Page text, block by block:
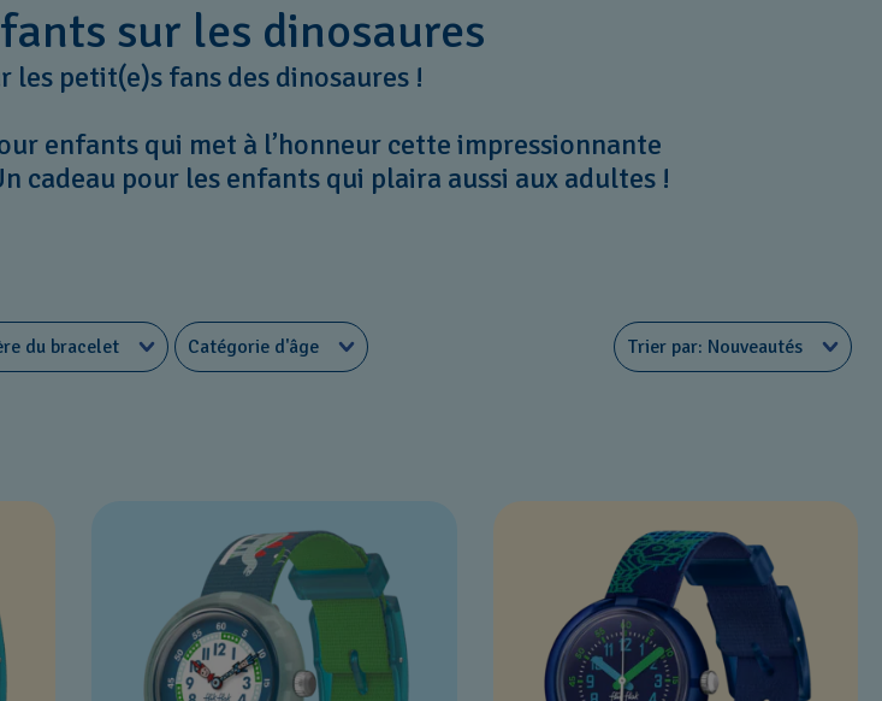
sur les dinosaures
petit(e)s fans des dinosaures !
enfants qui met à l’honneur cette impressionnante
cadeau pour les enfants qui plaira aussi aux adultes !
du bracelet Catégorie d'âge Trier par Nouveautés